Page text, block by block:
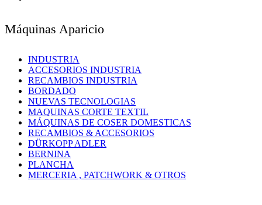
Máquinas Aparicio
INDUSTRIA
ACCESORIOS INDUSTRIA
RECAMBIOS INDUSTRIA
BORDADO
NUEVAS TECNOLOGIAS
MAQUINAS CORTE TEXTIL
MÁQUINAS DE COSER DOMESTICAS
RECAMBIOS & ACCESORIOS
DÜRKOPP ADLER
BERNINA
PLANCHA
MERCERIA , PATCHWORK & OTROS